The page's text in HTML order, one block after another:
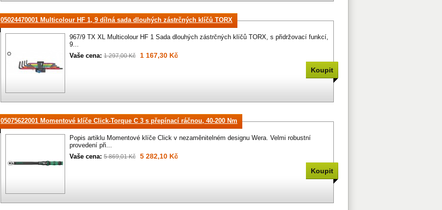
05024470001 Multicolour HF 1, 9 dílná sada dlouhých zástrčných klíčů TORX
967/9 TX XL Multicolour HF 1 Sada dlouhých zástrčných klíčů TORX, s přidržovací funkcí,
9...
Vaše cena: 1 297,00 Kč 1 167,30 Kč
05075622001 Momentové klíče Click-Torque C 3 s přepínací ráčnou, 40-200 Nm
Popis artiklu Momentové klíče Click v nezaměnitelném designu Wera. Velmi robustní
provedení při...
Vaše cena: 5 869,01 Kč 5 282,10 Kč